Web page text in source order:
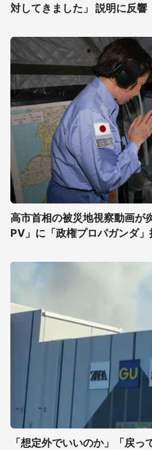
対してきました」 説明に反響
高市首相の被災地視察動画が
PV」に「政権プロパガンダ」
「想定外でいいのか」「戻